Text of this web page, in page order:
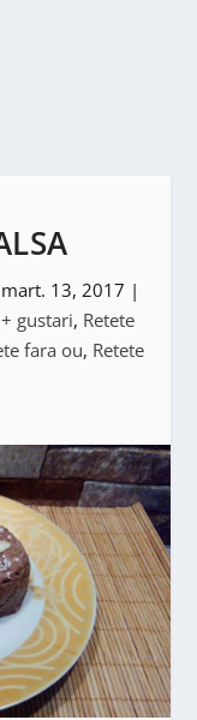
mart. 13, 2017 |
gustari, Retete
fara ou, Retete